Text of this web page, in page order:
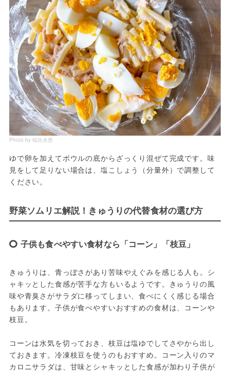
Photo by 稲吉永恵
ゆで卵を加えてボウルの底からざっくり混ぜて完成です。味
見をして足りない場合は、塩こしょう（分量外）で調整して
ください。
野菜ソムリエ解説！きゅうりの代替食材の選び方
子供も食べやすい食材なら「コーン」「枝豆」
きゅうりは、青っぽさがあり苦味やえぐみを感じる人も。シ
ャキッとした食感が苦手な方もいるようです。きゅうりの風
味や青臭さがサラダに移ってしまい、食べにくく感じる場合
もあります。子供が食べやすいおすすめの食材は、コーンや
枝豆。
コーンは水気を切っておき、枝豆は塩ゆでしてさやから出し
ておきます。冷凍枝豆を使うのもおすすめ。コーン入りのマ
カロニサラダは、甘味とシャキッとした食感が加わり子供が